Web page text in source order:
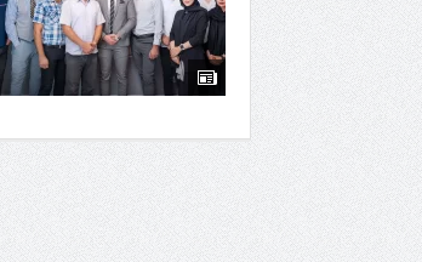
7 سوئیت محبوب مشهد نزدیک حرم با غذا و نظر مسافران
درمان ترک های پوستی با لیزر در مشهد | لیزر فوتونا برای بهبود قطعی
طراحی در خدمت نظم؛ از قفسه ‌های یک‌ طرفه تا دو طرفه، روایت